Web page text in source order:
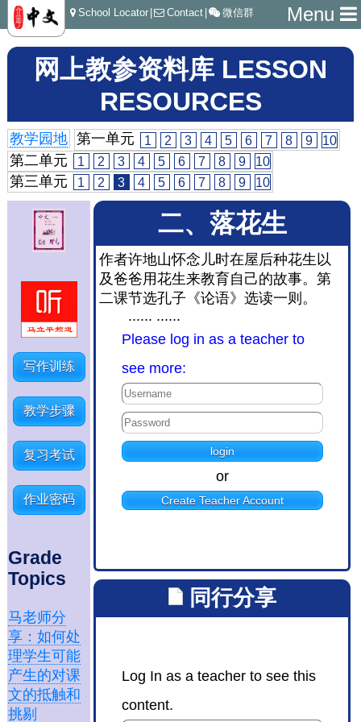
Menu
School Locator Contact 微信群
网上教参资料库 LESSON
RESOURCES
教学园地 第一单元 1 2 3 4 5 6 7 8 9 10
第二单元 1 2 3 4 5 6 7 8 9 10
第三单元 1 2 3 4 5 6 7 8 9 10
写作训练
教学步骤
复习考试
作业密码
Grade
Topics
马老师分
享：如何处
理学生可能
产生的对课
文的抵触和
挑剔
二、落花生
作者许地山怀念儿时在屋后种花生以
及爸爸用花生来教育自己的故事。第
二课节选孔子《论语》选读一则。
...... ......
Please log in as a teacher to
see more:
or
Create Teacher Account
同行分享
Log In as a teacher to see this
content.